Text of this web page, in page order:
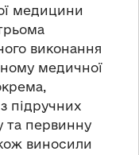
медицини
виконання
медичної
підручних
та первинну
виносили